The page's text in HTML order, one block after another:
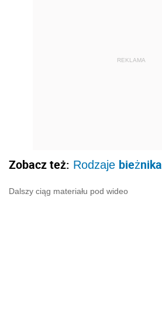
REKLAMA
Zobacz też: Rodzaje bieżnika
Dalszy ciąg materiału pod wideo